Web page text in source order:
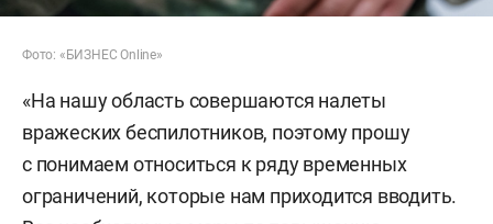
Фото: «БИЗНЕС Online»
«На нашу область совершаются налеты
вражеских беспилотников, поэтому прошу
с понимаем относиться к ряду временных
ограничений, которые нам приходится вводить.